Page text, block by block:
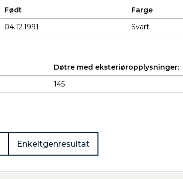
Født Farge
04.12.1991
Svart
Døtre med eksteriøropplysninger:
145
Enkeltgenresultat